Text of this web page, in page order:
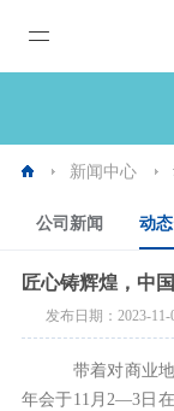
新闻中心
公司新闻 动
匠心铸辉煌，中
发布日期：2023-11-
带着对商业
年会于11月2—3日